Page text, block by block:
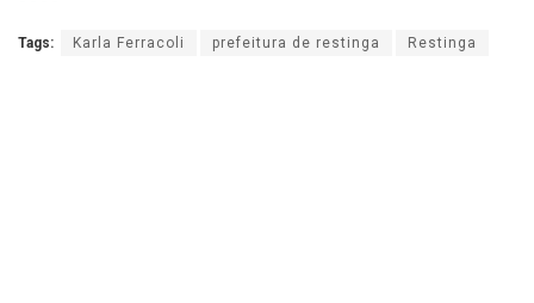
Tags: Karla Ferracoli prefeitura de restinga Restinga